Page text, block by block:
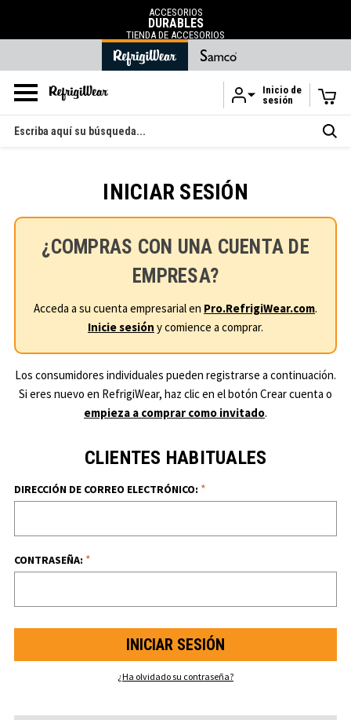
Ir al contenido principal
.
Inicio de
sesión
Buscar
en
INICIAR SESIÓN
¿COMPRAS CON UNA CUENTA DE
EMPRESA?
Acceda a su cuenta empresarial en Pro.RefrigiWear.com.
Inicie sesión y comience a comprar.
Los consumidores individuales pueden registrarse a continuación.
Si eres nuevo en RefrigiWear, haz clic en el botón Crear cuenta o
empieza a comprar como invitado.
CLIENTES HABITUALES
DIRECCIÓN DE CORREO ELECTRÓNICO: *
CONTRASEÑA: *
¿Ha olvidado su contraseña?